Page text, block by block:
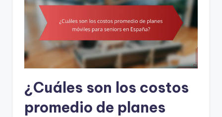
¿Cuáles son los costos
promedio de planes